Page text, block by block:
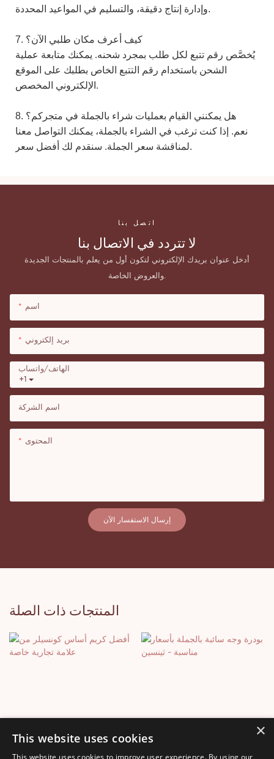
وإدارة إنتاج دقيقة، والتسليم في المواعيد المحددة.
7. كيف أعرف مكان طلبي الآن؟
يُخصَّص رقم تتبع لكل طلب بمجرد شحنه. يمكنك متابعة عملية
الشحن باستخدام رقم التتبع الخاص بطلبك على الموقع
الإلكتروني المخصص.
8. هل يمكنني القيام بعمليات شراء بالجملة في متجركم؟
نعم. إذا كنت ترغب في الشراء بالجملة، يمكنك التواصل معنا
لمناقشة سعر الجملة. سنقدم لك أفضل سعر.
اتصل بنا
لا تتردد في الاتصال بنا
أدخل عنوان بريدك الإلكتروني لتكون أول من يعلم بالمنتجات الجديدة
اسم
بريد إلكتروني
+1
الهاتف/واتساب
اسم الشركة
المحتوى
إرسال الاستفسار الآن
المنتجات ذات الصلة
×
This website uses cookies
This website uses cookies to improve user experience. By using our